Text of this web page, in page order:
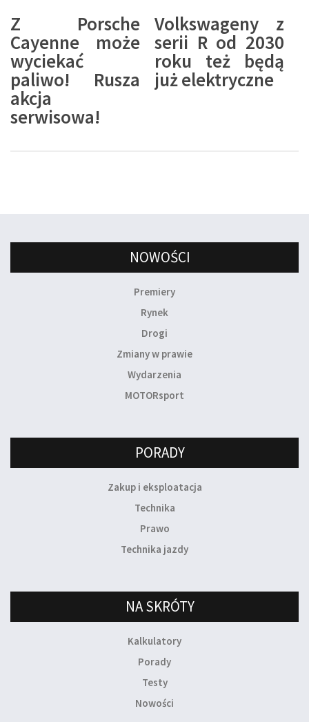
Z Porsche
Cayenne może
wyciekać
paliwo! Rusza
akcja
serwisowa!
Volkswageny z
serii R od 2030
roku też będą
już elektryczne
NOWOŚCI
Premiery
Rynek
Drogi
Zmiany w prawie
Wydarzenia
MOTORsport
PORADY
Zakup i eksploatacja
Technika
Prawo
Technika jazdy
NA SKRÓTY
Kalkulatory
Porady
Testy
Nowości